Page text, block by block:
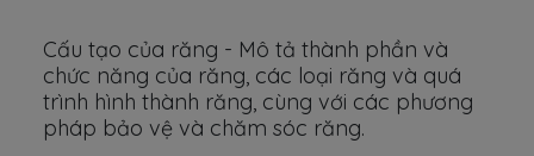
Cấu tạo của răng - Mô tả thành phần và
chức năng của răng, các loại răng và quá
trình hình thành răng, cùng với các phương
pháp bảo vệ và chăm sóc răng.